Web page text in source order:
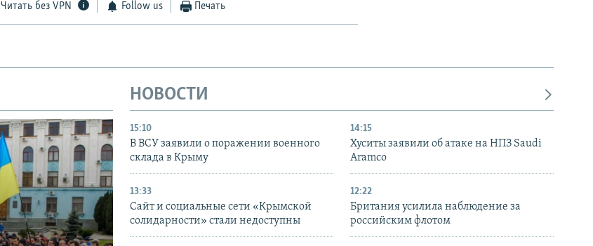
Читать без VPN Follow us Печать
НОВОСТИ
15:10
В ВСУ заявили о поражении военного
склада в Крыму
14:15
Хуситы заявили об атаке на НПЗ Saudi
Aramco
13:33
Сайт и социальные сети «Крымской
солидарности» стали недоступны
12:22
Британия усилила наблюдение за
российским флотом